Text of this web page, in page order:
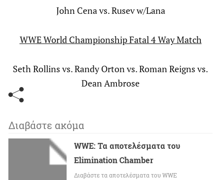
John Cena vs. Rusev w/Lana
WWE World Championship Fatal 4 Way Match
Seth Rollins vs. Randy Orton vs. Roman Reigns vs.
Dean Ambrose
Διαβάστε ακόμα
WWE: Τα αποτελέσματα του
Elimination Chamber
Διαβάστε τα αποτελέσματα του WWE